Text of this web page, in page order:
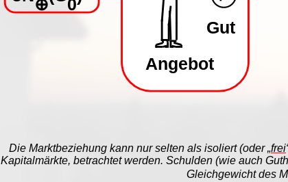
Die Marktbeziehung kann nur selten als isoliert (oder „frei
Kapitalmärkte, betrachtet werden. Schulden (wie auch
Gleichgewicht des